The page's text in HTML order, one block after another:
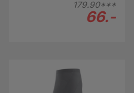
179.90***
66.-